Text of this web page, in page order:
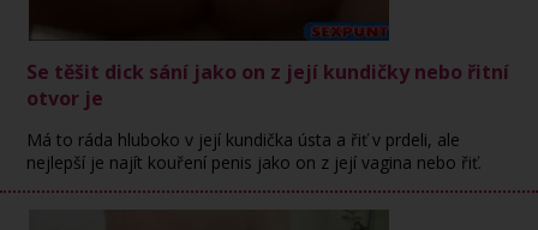
Se těšit dick sání jako on z její kundičky nebo řitní
otvor je
Má to ráda hluboko v její kundička ústa a řiť v prdeli, ale
nejlepší je najít kouření penis jako on z její vagina nebo řiť.